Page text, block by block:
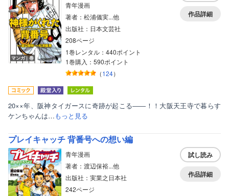
マンガ｜巻
青年漫画
著者：松浦儀実...他
出版社：日本文芸社
208ページ
1巻レンタル：440ポイント
1巻購入：590ポイント
（124）
作品詳細
20××年、阪神タイガースに奇跡が起こる――！！大阪天王寺で暮らす
ケンちゃんは…もっと見る
プレイキャッチ 背番号への想い編
青年漫画
著者：渡辺保裕...他
出版社：実業之日本社
242ページ
試し読み
作品詳細